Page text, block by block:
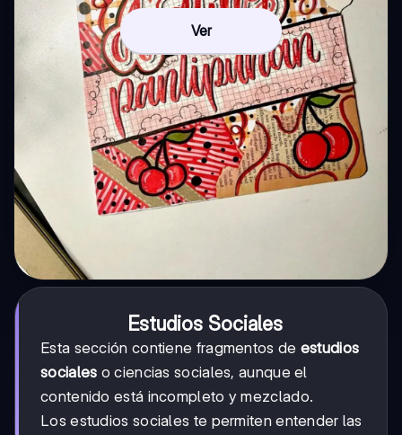
Ver
Estudios Sociales
Esta sección contiene fragmentos de estudios
sociales o ciencias sociales, aunque el
contenido está incompleto y mezclado.
Los estudios sociales te permiten entender las